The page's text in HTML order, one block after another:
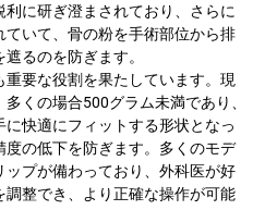
に研ぎ澄まされており、さらに
いて、骨の粉を手術部位から排
るのを防ぎます。
要な役割を果たしています。現
くの場合500グラム未満であり、
快適にフィットする形状となっ
の低下を防ぎます。多くのモデ
プが備わっており、外科医が好
整でき、より正確な操作が可能